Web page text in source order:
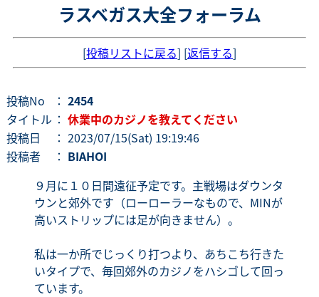
ラスベガス大全フォーラム
[投稿リストに戻る] [返信する]
投稿No ： 2454
タイトル ： 休業中のカジノを教えてください
投稿日
： 2023/07/15(Sat) 19:19:46
投稿者
： BIAHOI
９月に１０日間遠征予定です。主戦場はダウンタ
ウンと郊外です（ローローラーなもので、MINが
高いストリップには足が向きません）。
私は一か所でじっくり打つより、あちこち行きた
いタイプで、毎回郊外のカジノをハシゴして回っ
ています。